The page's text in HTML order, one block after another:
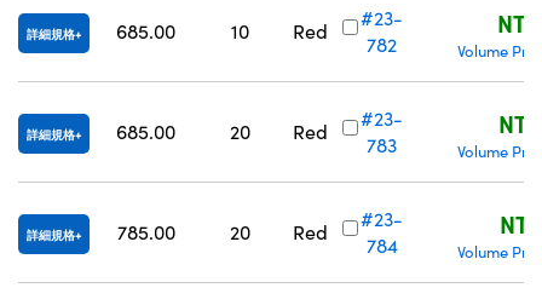
詳細規格 685.00 10 Red
#23-
782
Volume
詳細規格 685.00 20 Red
#23-
783
Volume
詳細規格 785.00 20 Red
#23-
784
Volume